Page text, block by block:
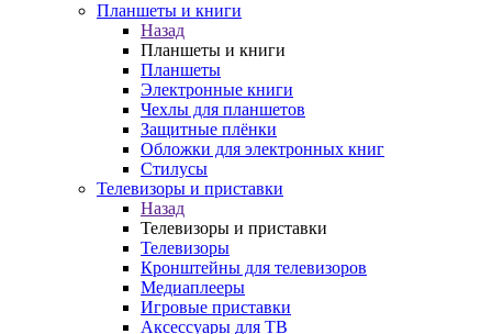
Планшеты и книги
Назад
Планшеты и книги
Планшеты
Электронные книги
Чехлы для планшетов
Защитные плёнки
Обложки для электронных книг
Стилусы
Телевизоры и приставки
Назад
Телевизоры и приставки
Телевизоры
Кронштейны для телевизоров
Медиаплееры
Игровые приставки
Аксессуары для ТВ